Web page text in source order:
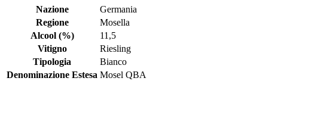
Nazione
Germania
Regione
Mosella
Alcool (%)
11,5
Vitigno
Riesling
Tipologia
Bianco
Denominazione Estesa Mosel QBA